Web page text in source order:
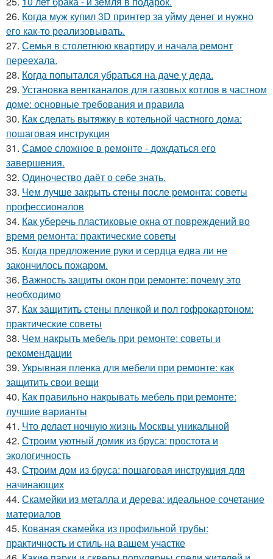
26. Когда муж купил 3D принтер за уйму денег и нужно
его как-то реализовывать.
27. Семья в столетнюю квартиру и начала ремонт
переехала.
28. Когда попытался убраться на даче у деда.
29. Установка вентканалов для газовых котлов в частном
доме: основные требования и правила
30. Как сделать вытяжку в котельной частного дома:
пошаговая инструкция
31. Самое сложное в ремонте - дождаться его
завершения.
32. Одиночество даёт о себе знать.
33. Чем лучше закрыть стены после ремонта: советы
профессионалов
34. Как уберечь пластиковые окна от повреждений во
время ремонта: практические советы
35. Когда предложение руки и сердца едва ли не
закончилось пожаром.
36. Важность защиты окон при ремонте: почему это
необходимо
37. Как защитить стены пленкой и пол гофрокартоном:
практические советы
38. Чем накрыть мебель при ремонте: советы и
рекомендации
39. Укрывная пленка для мебели при ремонте: как
защитить свои вещи
40. Как правильно накрывать мебель при ремонте:
лучшие варианты
41. Что делает ночную жизнь Москвы уникальной
42. Строим уютный домик из бруса: простота и
экологичность
43. Строим дом из бруса: пошаговая инструкция для
начинающих
44. Скамейки из металла и дерева: идеальное сочетание
материалов
45. Кованая скамейка из профильной трубы:
практичность и стиль на вашем участке